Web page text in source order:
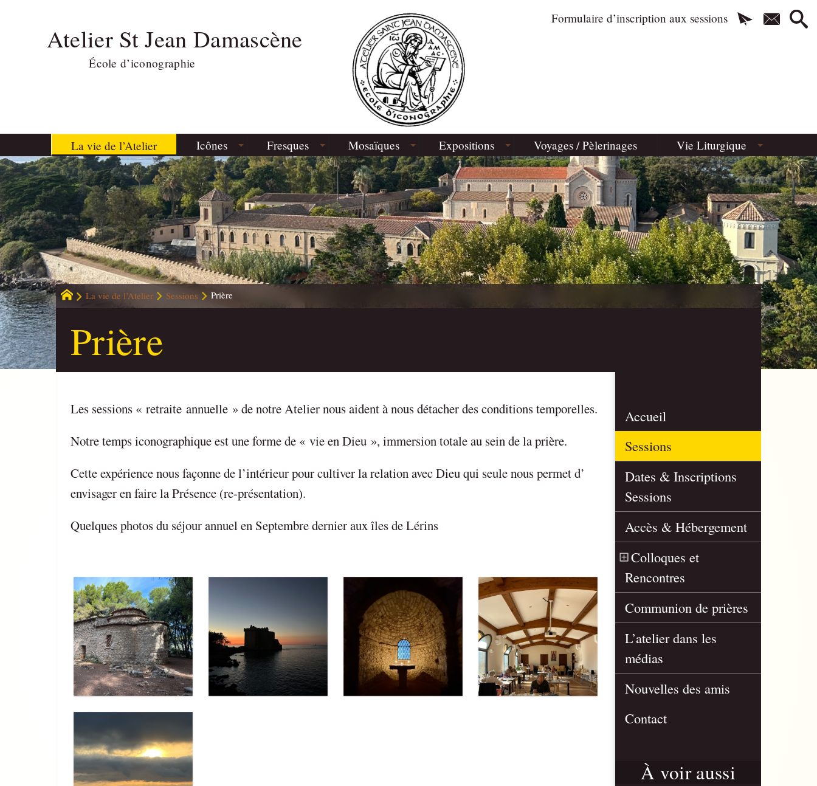
Formulaire d’inscription aux sessions
Atelier St Jean Damascène
École d’iconographie
La vie de l’Atelier Icônes Fresques Mosaïques Expositions Voyages / Pèlerinages Vie Liturgique
La vie de l’Atelier Sessions Prière
Prière
Les sessions « retraite annuelle » de notre Atelier nous aident à nous détacher des conditions temporelles.
Notre temps iconographique est une forme de « vie en Dieu », immersion totale au sein de la prière.
Cette expérience nous façonne de l’intérieur pour cultiver la relation avec Dieu qui seule nous permet d’
envisager en faire la Présence (re-présentation).
Quelques photos du séjour annuel en Septembre dernier aux îles de Lérins
Accueil
Sessions
Dates & Inscriptions
Sessions
Accès & Hébergement
Colloques et
Rencontres
Communion de prières
L’atelier dans les
médias
Nouvelles des amis
Contact
À voir aussi